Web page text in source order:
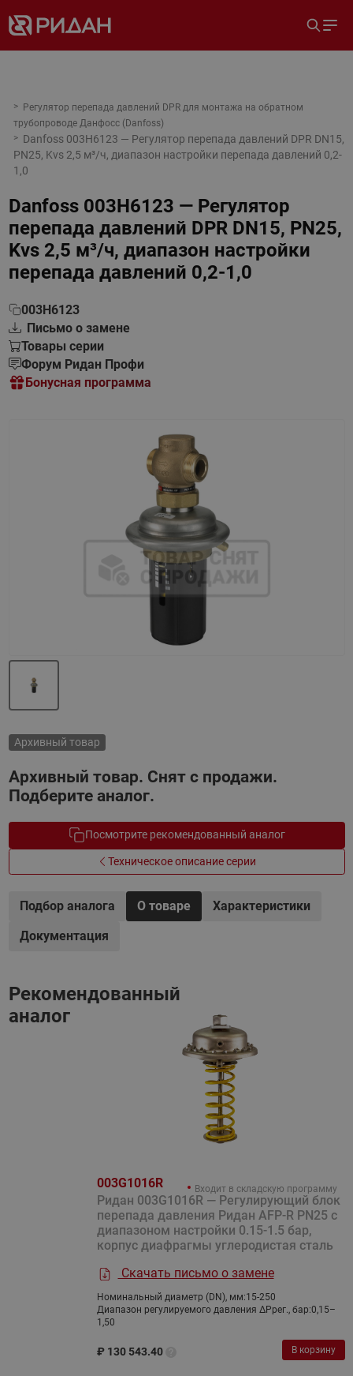
Регулятор перепада давлений DPR для монтажа на обратном
трубопроводе Данфосс (Danfoss)
Danfoss 003H6123 — Регулятор перепада давлений DPR DN15,
PN25, Kvs 2,5 м³/ч, диапазон настройки перепада давлений 0,2-
1,0
Danfoss 003H6123 — Регулятор
перепада давлений DPR DN15, PN25,
Kvs 2,5 м³/ч, диапазон настройки
перепада давлений 0,2-1,0
003H6123
Письмо о замене
Товары серии
Форум Ридан Профи
Бонусная программа
Архивный товар
Архивный товар. Снят с продажи.
Подберите аналог.
Посмотрите рекомендованный аналог
Техническое описание серии
Подбор аналога О товаре
Характеристики
Документация
Рекомендованный
аналог
003G1016R
Ридан 003G1016R — Регулирующий блок
перепада давления Ридан AFP-R PN25 с
диапазоном настройки 0.15-1.5 бар,
корпус диафрагмы углеродистая сталь
Скачать письмо о замене
Номинальный диаметр (DN), мм:15-250
Диапазон регулируемого давления ΔPрег., бар:0,15–
1,50
₽ 130 543.40
Входит в складскую программу
В корзину